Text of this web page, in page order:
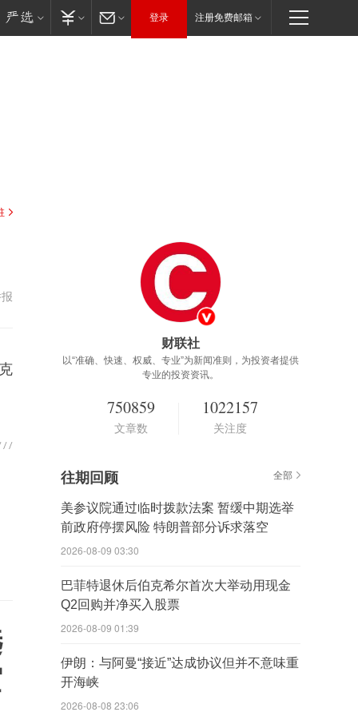
登录 注册免费邮箱
财联社
以“准确、快速、权威、专业”为新闻准则，为投资者提供
专业的投资资讯。
750859
文章数
1022157
关注度
往期回顾 全部
美参议院通过临时拨款法案 暂缓中期选举
前政府停摆风险 特朗普部分诉求落空
2026-08-09 03:30
巴菲特退休后伯克希尔首次大举动用现金
Q2回购并净买入股票
2026-08-09 01:39
伊朗：与阿曼“接近”达成协议但并不意味重
开海峡
2026-08-08 23:06